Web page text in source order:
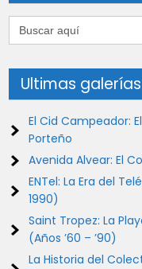
Buscar:
Ultimas galerías
El Cid Campeador:
Porteño
Avenida Alvear: El
ENTel: La Era del
1990)
Saint Tropez: La
(Años ’60 – ’90)
La Historia del